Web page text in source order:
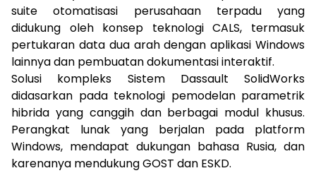
suite otomatisasi perusahaan terpadu yang
didukung oleh konsep teknologi CALS, termasuk
pertukaran data dua arah dengan aplikasi Windows
lainnya dan pembuatan dokumentasi interaktif.
Solusi kompleks Sistem Dassault SolidWorks
didasarkan pada teknologi pemodelan parametrik
hibrida yang canggih dan berbagai modul khusus.
Perangkat lunak yang berjalan pada platform
Windows, mendapat dukungan bahasa Rusia, dan
karenanya mendukung GOST dan ESKD.